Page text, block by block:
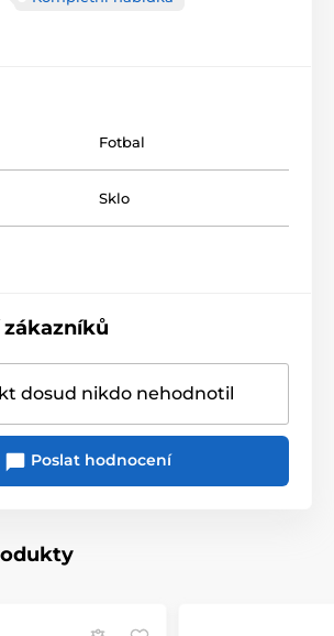
Fotbal
Sklo
dosud nikdo nehodnotil
Poslat hodnocení